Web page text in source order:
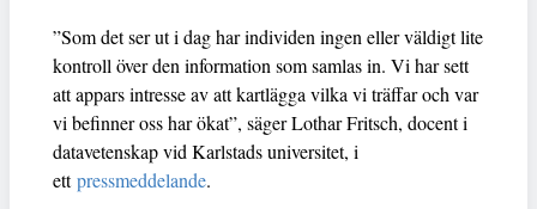
”Som det ser ut i dag har individen ingen eller väldigt lite
kontroll över den information som samlas in. Vi har sett
att appars intresse av att kartlägga vilka vi träffar och var
vi befinner oss har ökat”, säger Lothar Fritsch, docent i
datavetenskap vid Karlstads universitet, i
ettpressmeddelande.